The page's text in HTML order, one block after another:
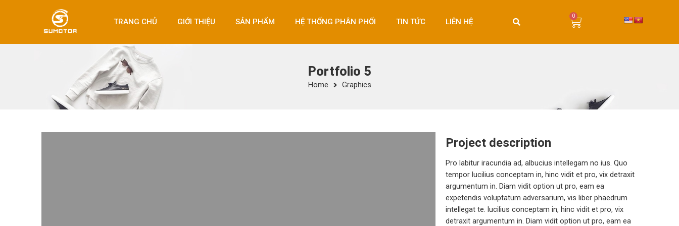
TRANG CHỦ GIỚI THIỆU SẢN PHẨM HỆ THỐNG PHÂN PHỐI TIN TỨC LIÊN HỆ
0
Portfolio 5
Home Graphics
Project description
Pro labitur iracundia ad, albucius intellegam no ius. Quo
tempor lucilius conceptam in, hinc vidit et pro, vix detraxit
argumentum in. Diam vidit option ut pro, eam ea
expetendis voluptatum adversarium, vis liber phaedrum
intellegat te. lucilius conceptam in, hinc vidit et pro, vix
detraxit argumentum in. Diam vidit option ut pro, eam ea